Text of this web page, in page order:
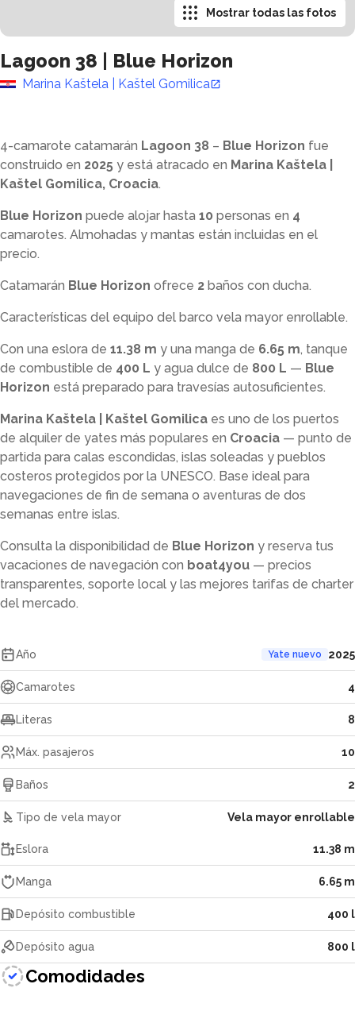
Lagoon 38 Blue Horizon
Marina Kaštela | Kaštel Gomilica
Mostrar todas las fotos
4-camarote catamarán Lagoon 38 – Blue Horizon fue
construido en 2025 y está atracado en Marina Kaštela |
Kaštel Gomilica, Croacia.
Blue Horizon puede alojar hasta 10 personas en 4
camarotes. Almohadas y mantas están incluidas en el
precio.
Catamarán Blue Horizon ofrece 2 baños con ducha.
Características del equipo del barco vela mayor enrollable.
Con una eslora de 11.38 m y una manga de 6.65 m, tanque
de combustible de 400 L y agua dulce de 800 L — Blue
Horizon está preparado para travesías autosuficientes.
Marina Kaštela | Kaštel Gomilica es uno de los puertos
de alquiler de yates más populares en Croacia — punto de
partida para calas escondidas, islas soleadas y pueblos
costeros protegidos por la UNESCO. Base ideal para
navegaciones de fin de semana o aventuras de dos
semanas entre islas.
Consulta la disponibilidad de Blue Horizon y reserva tus
vacaciones de navegación con boat4you — precios
transparentes, soporte local y las mejores tarifas de charter
del mercado.
Año Yate nuevo 2025
Camarotes 4
Literas 8
Máx. pasajeros 10
Baños 2
Tipo de vela mayor Vela mayor enrollable
Eslora 11.38 m
Manga 6.65 m
Depósito combustible 400 l
Depósito agua 800 l
Comodidades